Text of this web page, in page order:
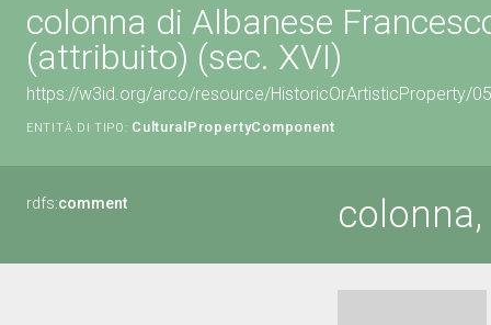
colonna di Albanese
(attribuito) (sec. XVI)
https://w3id.org/arco/resource/HistoricOrArtisticProperty/
ENTITÀ DI TIPO: CulturalPropertyComponent
rdfs:comment